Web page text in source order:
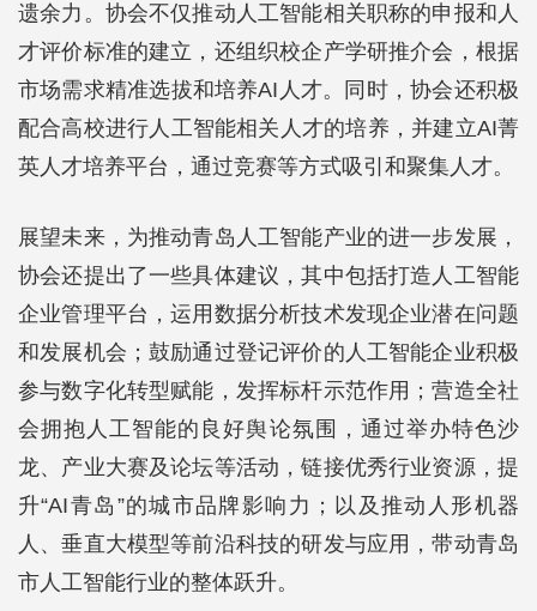
遗余力。协会不仅推动人工智能相关职称的申报和人
才评价标准的建立，还组织校企产学研推介会，根据
市场需求精准选拔和培养AI人才。同时，协会还积极
配合高校进行人工智能相关人才的培养，并建立AI菁
英人才培养平台，通过竞赛等方式吸引和聚集人才。
展望未来，为推动青岛人工智能产业的进一步发展，
协会还提出了一些具体建议，其中包括打造人工智能
企业管理平台，运用数据分析技术发现企业潜在问题
和发展机会；鼓励通过登记评价的人工智能企业积极
参与数字化转型赋能，发挥标杆示范作用；营造全社
会拥抱人工智能的良好舆论氛围，通过举办特色沙
龙、产业大赛及论坛等活动，链接优秀行业资源，提
升“AI青岛”的城市品牌影响力；以及推动人形机器
人、垂直大模型等前沿科技的研发与应用，带动青岛
市人工智能行业的整体跃升。